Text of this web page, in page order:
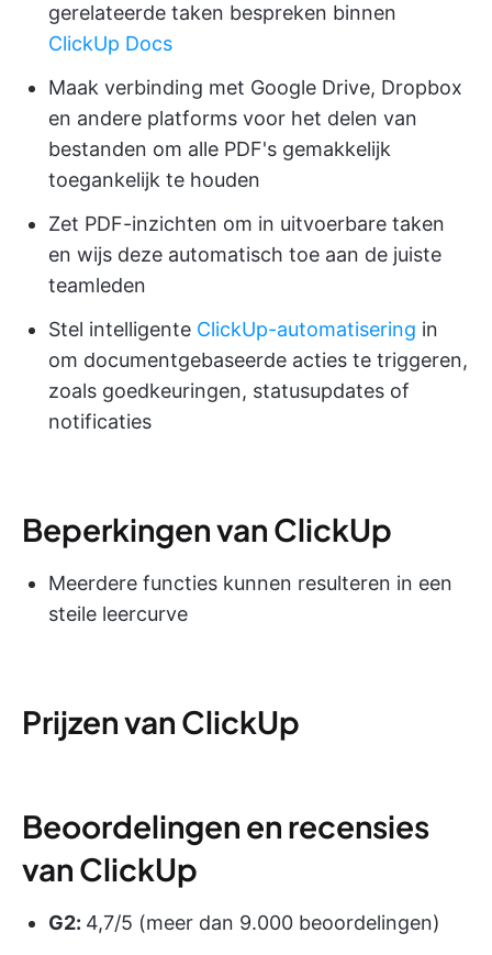
gerelateerde taken bespreken binnen
ClickUp Docs
Maak verbinding met Google Drive, Dropbox
en andere platforms voor het delen van
bestanden om alle PDF's gemakkelijk
toegankelijk te houden
Zet PDF-inzichten om in uitvoerbare taken
en wijs deze automatisch toe aan de juiste
teamleden
Stel intelligente ClickUp-automatisering in
om documentgebaseerde acties te triggeren,
zoals goedkeuringen, statusupdates of
notificaties
Beperkingen van ClickUp
Meerdere functies kunnen resulteren in een
steile leercurve
Prijzen van ClickUp
Beoordelingen en recensies
van ClickUp
G2: 4,7/5 (meer dan 9.000 beoordelingen)